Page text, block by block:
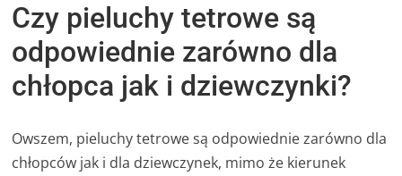
Czy pieluchy tetrowe są
odpowiednie zarówno dla
chłopca jak i dziewczynki?
Owszem, pieluchy tetrowe są odpowiednie zarówno dla
chłopców jak i dla dziewczynek, mimo że kierunek